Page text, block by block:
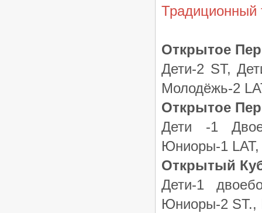
Традиционный
Открытое
Дети-2 ST,
Молодёжь-2
Открытое
Дети -1
Юниоры-1
Открытый
Дети-1
Юниоры-2